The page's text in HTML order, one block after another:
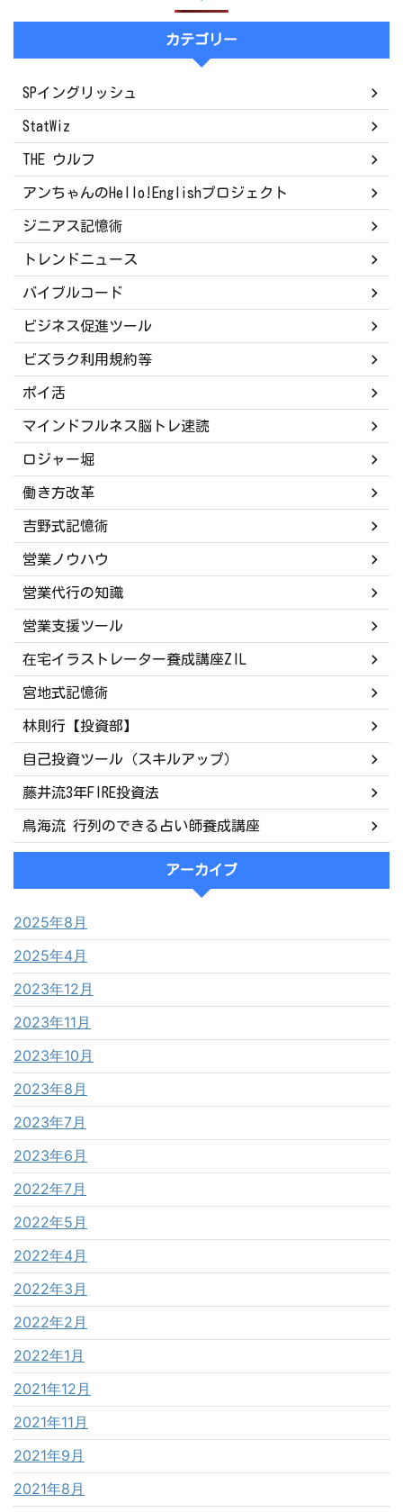
カテゴリー
SPイングリッシュ
StatWiz
THE ウルフ
アンちゃんのHello!Englishプロジェクト
ジニアス記憶術
トレンドニュース
バイブルコード
ビジネス促進ツール
ビズラク利用規約等
ポイ活
マインドフルネス脳トレ速読
ロジャー堀
働き方改革
吉野式記憶術
営業ノウハウ
営業代行の知識
営業支援ツール
在宅イラストレーター養成講座ZIL
宮地式記憶術
林則行【投資部】
自己投資ツール（スキルアップ）
藤井流3年FIRE投資法
鳥海流 行列のできる占い師養成講座
アーカイブ
2025年8月
2025年4月
2023年12月
2023年11月
2023年10月
2023年8月
2023年7月
2023年6月
2022年7月
2022年5月
2022年4月
2022年3月
2022年2月
2022年1月
2021年12月
2021年11月
2021年9月
2021年8月